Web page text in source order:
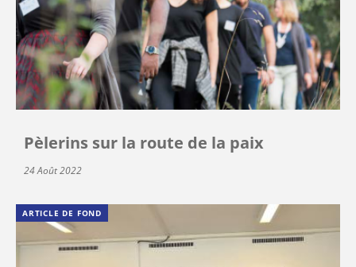
Pèlerins sur la route de la paix
24 Août 2022
ARTICLE DE FOND